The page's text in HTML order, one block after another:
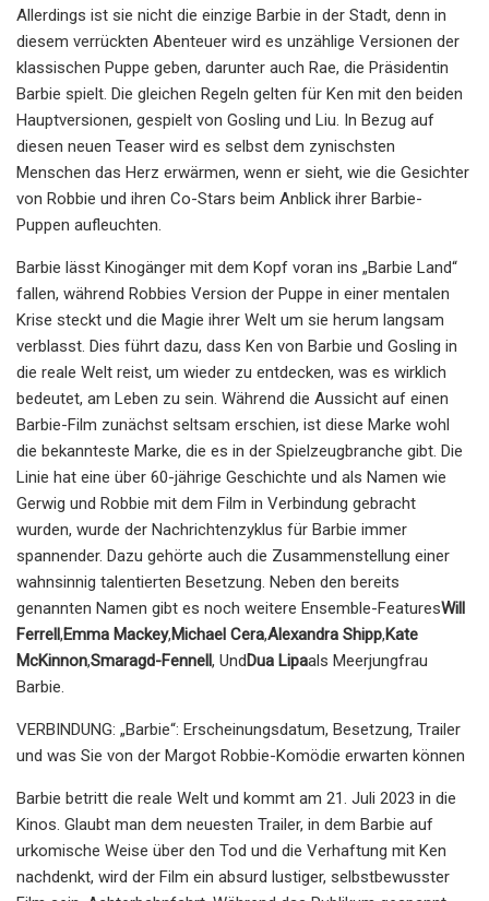
Allerdings ist sie nicht die einzige Barbie in der Stadt, denn in
diesem verrückten Abenteuer wird es unzählige Versionen der
klassischen Puppe geben, darunter auch Rae, die Präsidentin
Barbie spielt. Die gleichen Regeln gelten für Ken mit den beiden
Hauptversionen, gespielt von Gosling und Liu. In Bezug auf
diesen neuen Teaser wird es selbst dem zynischsten
Menschen das Herz erwärmen, wenn er sieht, wie die Gesichter
von Robbie und ihren Co-Stars beim Anblick ihrer Barbie-
Puppen aufleuchten.
Barbie lässt Kinogänger mit dem Kopf voran ins „Barbie Land“
fallen, während Robbies Version der Puppe in einer mentalen
Krise steckt und die Magie ihrer Welt um sie herum langsam
verblasst. Dies führt dazu, dass Ken von Barbie und Gosling in
die reale Welt reist, um wieder zu entdecken, was es wirklich
bedeutet, am Leben zu sein. Während die Aussicht auf einen
Barbie-Film zunächst seltsam erschien, ist diese Marke wohl
die bekannteste Marke, die es in der Spielzeugbranche gibt. Die
Linie hat eine über 60-jährige Geschichte und als Namen wie
Gerwig und Robbie mit dem Film in Verbindung gebracht
wurden, wurde der Nachrichtenzyklus für Barbie immer
spannender. Dazu gehörte auch die Zusammenstellung einer
wahnsinnig talentierten Besetzung. Neben den bereits
genannten Namen gibt es noch weitere Ensemble-FeaturesWill
Ferrell,Emma Mackey,Michael Cera,Alexandra Shipp,Kate
McKinnon,Smaragd-Fennell, UndDua Lipaals Meerjungfrau
Barbie.
VERBINDUNG: „Barbie“: Erscheinungsdatum, Besetzung, Trailer
und was Sie von der Margot Robbie-Komödie erwarten können
Barbie betritt die reale Welt und kommt am 21. Juli 2023 in die
Kinos. Glaubt man dem neuesten Trailer, in dem Barbie auf
urkomische Weise über den Tod und die Verhaftung mit Ken
nachdenkt, wird der Film ein absurd lustiger, selbstbewusster